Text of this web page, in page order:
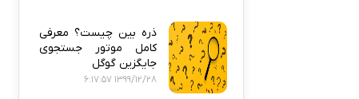
ذره‌ بین چیست؟ معرفی
کامل موتور جستجوی
جایگزین گوگل
1399/12/28 6:17:57